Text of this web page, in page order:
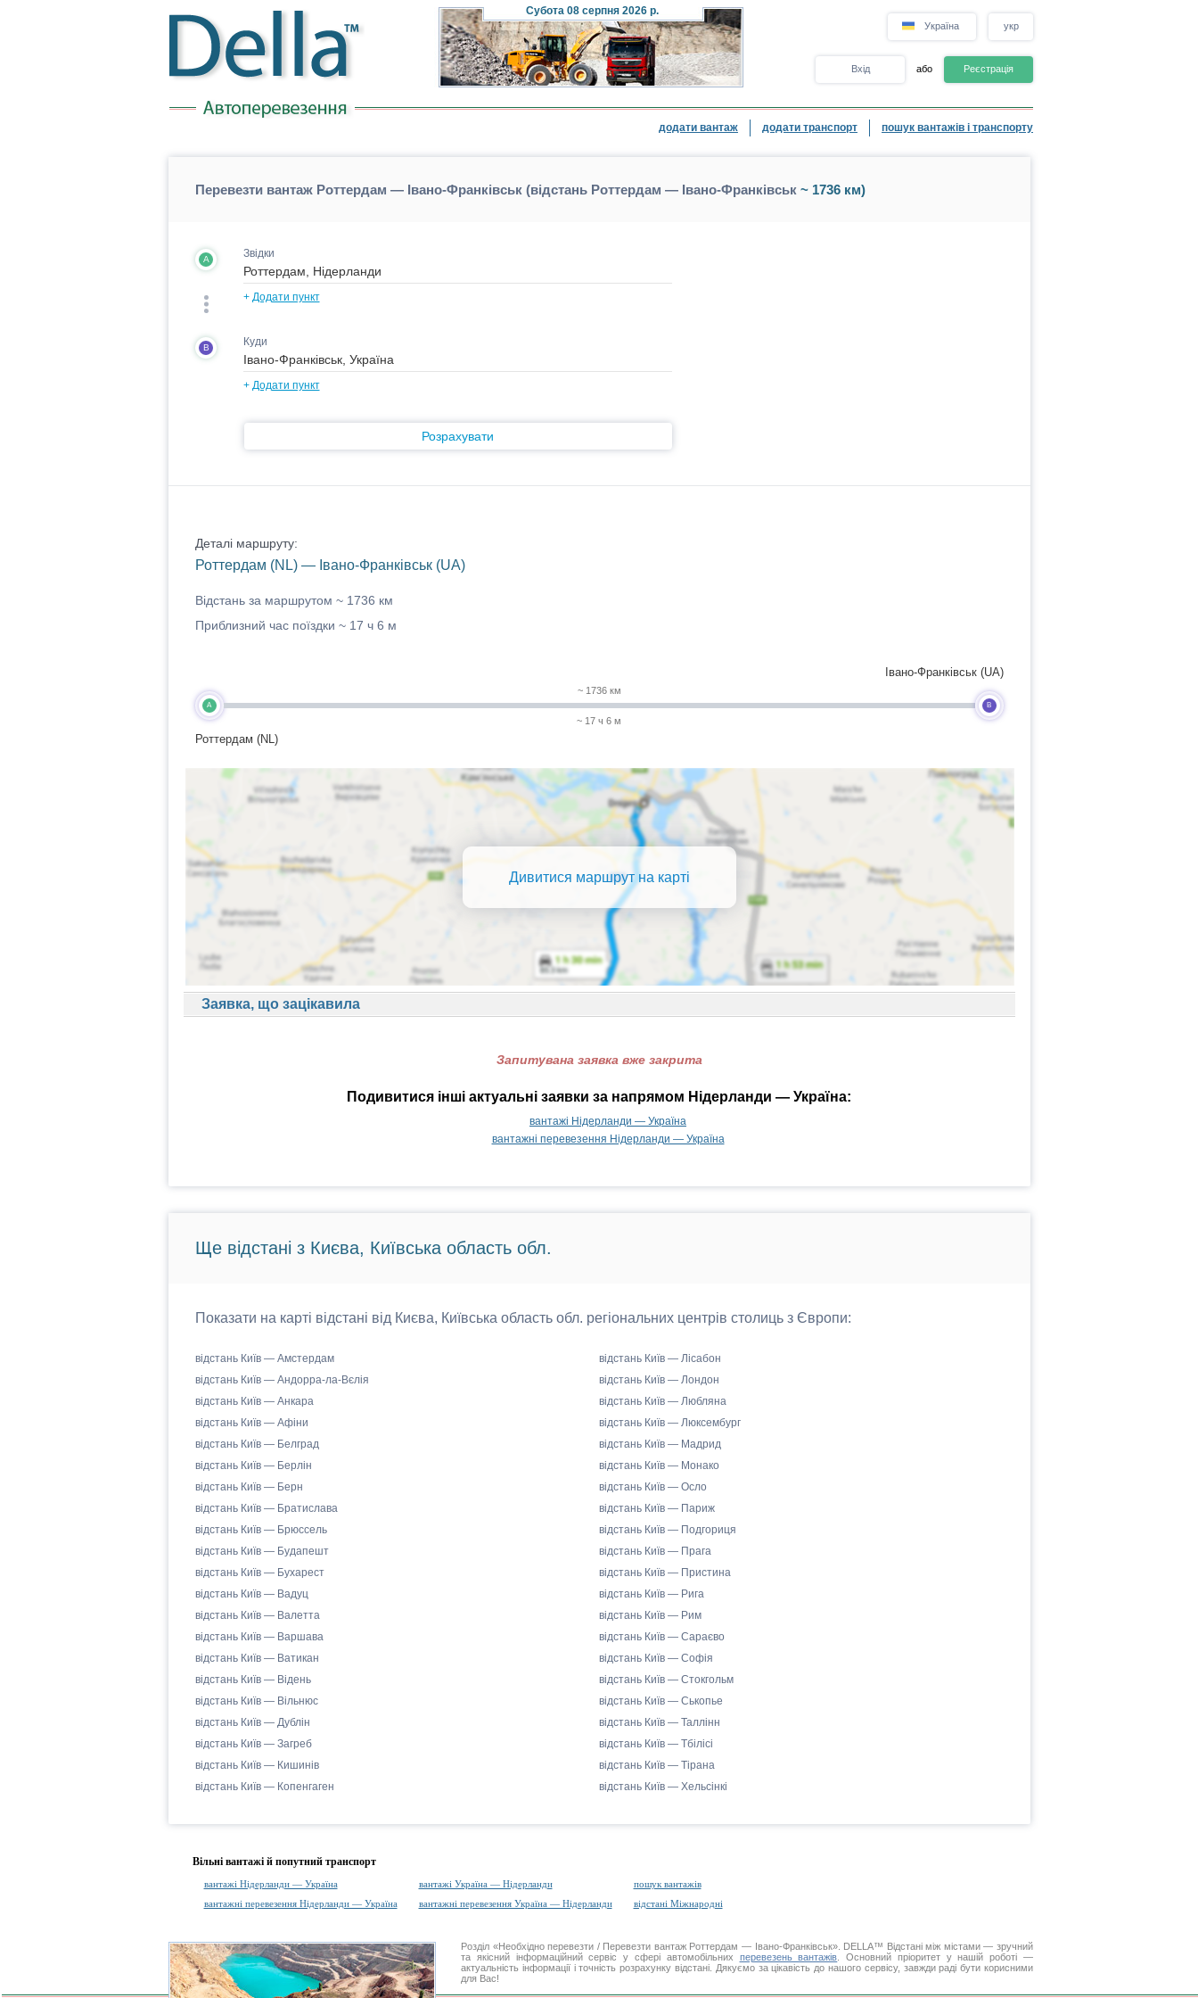
Субота08 серпня 2026 р.
Україна укр
Вхід або Реєстрація
додати вантаж додати транспорт пошук вантажів і транспорту
Перевезти вантаж Роттердам — Івано-Франківськ (відстань Роттердам — Івано-Франківськ~ 1736 км)
A Звідки
+ Додати пункт
B Куди
+ Додати пункт
Розрахувати
Деталі маршруту:
Роттердам (NL) — Івано-Франківськ (UA)
Відстань за маршрутом ~ 1736 км
Приблизний час поїздки ~ 17 ч 6 м
A
Роттердам (NL)
~ 1736 км
~ 17 ч 6 м
B
Івано-Франківськ (UA)
Дивитися маршрут на карті
Заявка, що зацікавила
Запитувана заявка вже закрита
Подивитися інші актуальні заявки за напрямом Нідерланди — Україна:
вантажі Нідерланди — Україна
вантажні перевезення Нідерланди — Україна
Ще відстані з Києва, Київська область обл.
Показати на карті відстані від Києва, Київська область обл. регіональних центрів столиць з Європи:
відстань Київ — Амстердам
відстань Київ — Андорра-ла-Вєлія
відстань Київ — Анкара
відстань Київ — Афіни
відстань Київ — Белград
відстань Київ — Берлін
відстань Київ — Берн
відстань Київ — Братислава
відстань Київ — Брюссель
відстань Київ — Будапешт
відстань Київ — Бухарест
відстань Київ — Вадуц
відстань Київ — Валетта
відстань Київ — Варшава
відстань Київ — Ватикан
відстань Київ — Відень
відстань Київ — Вільнюс
відстань Київ — Дублін
відстань Київ — Загреб
відстань Київ — Кишинів
відстань Київ — Копенгаген
відстань Київ — Лісабон
відстань Київ — Лондон
відстань Київ — Любляна
відстань Київ — Люксембург
відстань Київ — Мадрид
відстань Київ — Монако
відстань Київ — Осло
відстань Київ — Париж
відстань Київ — Подгориця
відстань Київ — Прага
відстань Київ — Пристина
відстань Київ — Рига
відстань Київ — Рим
відстань Київ — Сараєво
відстань Київ — Софія
відстань Київ — Стокгольм
відстань Київ — Ськопье
відстань Київ — Таллінн
відстань Київ — Тбілісі
відстань Київ — Тірана
відстань Київ — Хельсінкі
Вільні вантажі й попутний транспорт
вантажі Нідерланди — Україна вантажі Україна — Нідерланди
пошук вантажів
вантажні перевезення Нідерланди — Україна
вантажні перевезення Україна — Нідерланди відстані Міжнародні
Розділ «Необхідно перевезти / Перевезти вантаж Роттердам — Івано-Франківськ». DELLA™ Відстані між містами— зручний
та якісний інформаційний сервіс у сфері автомобільних перевезень вантажів . Основний пріоритет у нашій роботі —
актуальність інформації і точність розрахунку відстані. Дякуємо за цікавість до нашого сервісу, завжди раді бути корисними
для Вас!